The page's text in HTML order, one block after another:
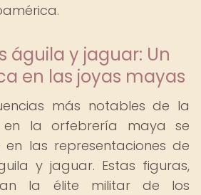
águila y jaguar: Un
en las joyas mayas
más notables de la
la orfebrería maya se
las representaciones de
y jaguar. Estas figuras,
la élite militar de los